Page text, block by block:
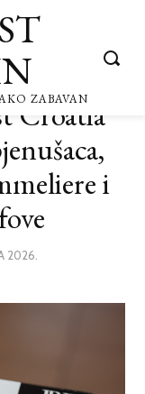
ZABAVAN
Croatia
i
2026.